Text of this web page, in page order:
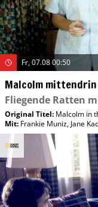
Fr, 07.08 00:50
Malcolm mittendrin
Fliegende Ratten
Original Titel: Malcolm in
Mit: Frankie Muniz,Jane